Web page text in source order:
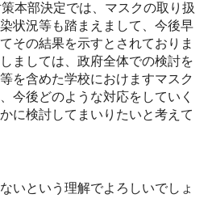
本部決定では、マスクの取り扱
状況等も踏まえまして、今後早
その結果を示すとされておりま
ましては、政府全体での検討を
を含めた学校におけますマスク
今後どのような対応をしていく
に検討してまいりたいと考えて
いという理解でよろしいでしょ